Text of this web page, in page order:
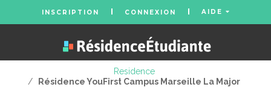
INSCRIPTION CONNEXION AIDE
Residence
/
Résidence YouFirst Campus Marseille La Major